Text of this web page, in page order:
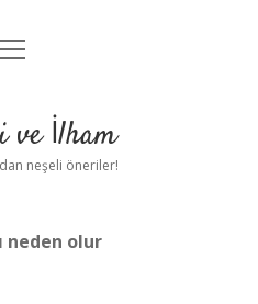
Uyarı
menüyü
ve İlham
neşeli öneriler!
neden olur